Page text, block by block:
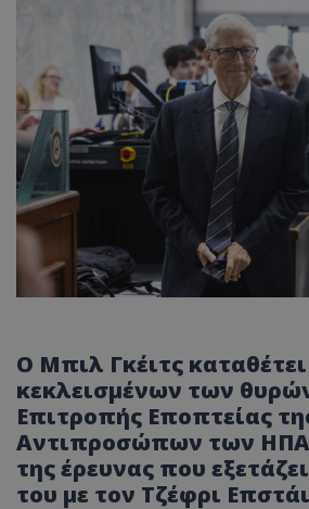
Ο Μπιλ Γκέιτς καταθέτει
κεκλεισμένων των
Επιτροπής Εποπτείας
Αντιπροσώπων των ΗΠΑ
της έρευνας που
του με τον Τζέφρι